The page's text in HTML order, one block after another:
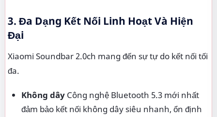
3. Đa Dạng Kết Nối Linh Hoạt Và Hiện
Đại
Xiaomi Soundbar 2.0ch mang đến sự tự do kết nối tối
đa.
Không dây Công nghệ Bluetooth 5.3 mới nhất
đảm bảo kết nối không dây siêu nhanh, ổn định